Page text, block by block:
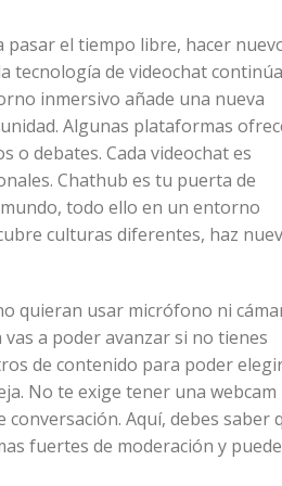
el tiempo libre, hacer
tecnología de videochat continúa
inmersivo añade una nueva
Algunas plataformas
o debates. Cada videochat es
Chathub es tu puerta de
todo ello en un entorno
culturas diferentes, haz
quieran usar micrófono ni
a poder avanzar si no tienes
de contenido para poder
No te exige tener una webcam
Aquí, debes saber
fuertes de moderación y